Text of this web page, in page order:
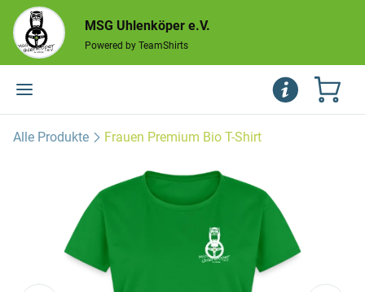
MSG Uhlenköper e.V.
Powered by TeamShirts
Alle Produkte Frauen Premium Bio T-Shirt